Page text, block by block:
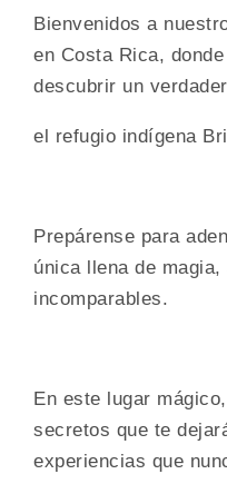
Bienvenidos a
en Costa Rica,
descubrir un
el refugio indígena
Prepárense para
única llena de
incomparables.
En este lugar
secretos que te
experiencias que